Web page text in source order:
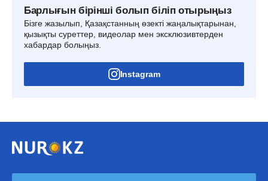
Барлығын бірінші болып біліп отырыңыз
Бізге жазылып, Қазақстанның өзекті жаңалықтарынан,
қызықты суреттер, видеолар мен эксклюзивтерден
хабардар болыңыз.
Instagram